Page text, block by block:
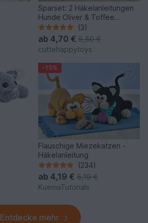
Sparset: 2 Häkelanleitungen
Hunde Oliver & Toffee
(Amigurumi PDF)
(3)
ab 4,70 € 5,50 €
cuttehappytoys
-15%
Flauschige Miezekatzen -
Häkelanleitung
(234)
ab 4,19 € 5,19 €
KuemaTutorials
Entdecke mehr